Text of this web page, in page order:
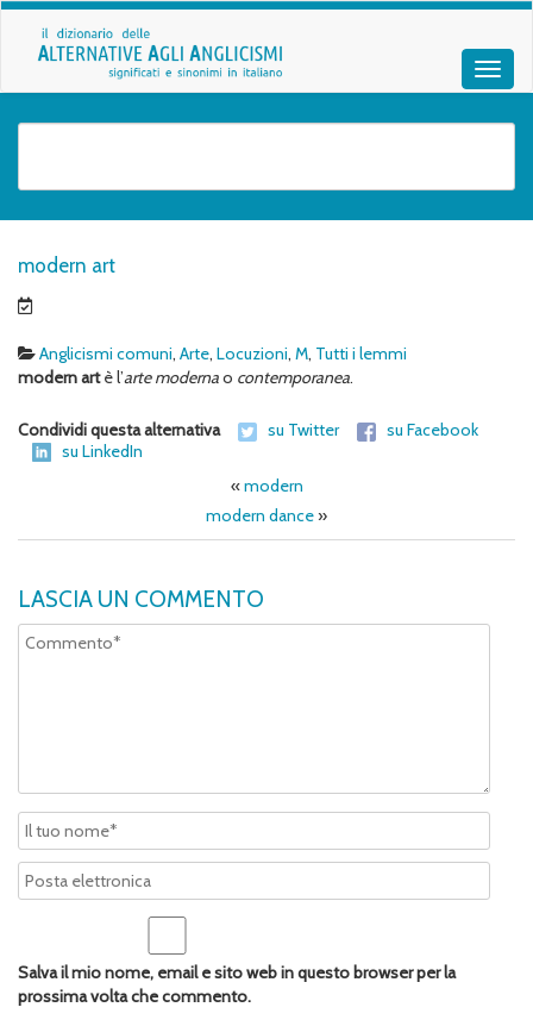
modern art
Anglicismi comuni, Arte, Locuzioni, M, Tutti i lemmi
modern artè l’arte modernao contemporanea.
Condividi questa alternativa su Twitter
su Facebook
su LinkedIn
«modern
modern dance»
LASCIA UN COMMENTO
Salva il mio nome, email e sito web in questo browser per la
prossima volta che commento.